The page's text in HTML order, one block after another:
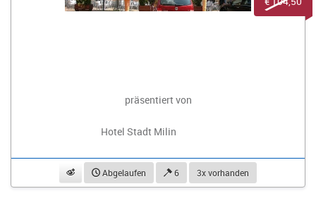
präsentiert von
Hotel Stadt Milin
beobachtenAbgelaufen 6 3x vorhanden